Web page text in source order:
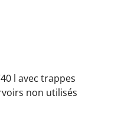
l avec trappes
non utilisés